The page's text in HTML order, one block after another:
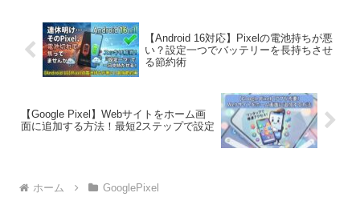
【Android 16対応】Pixelの電池持ちが悪
い？設定一つでバッテリーを長持ちさせ
る節約術
【Google Pixel】Webサイトをホーム画
面に追加する方法！最短2ステップで設定
ホーム GooglePixel